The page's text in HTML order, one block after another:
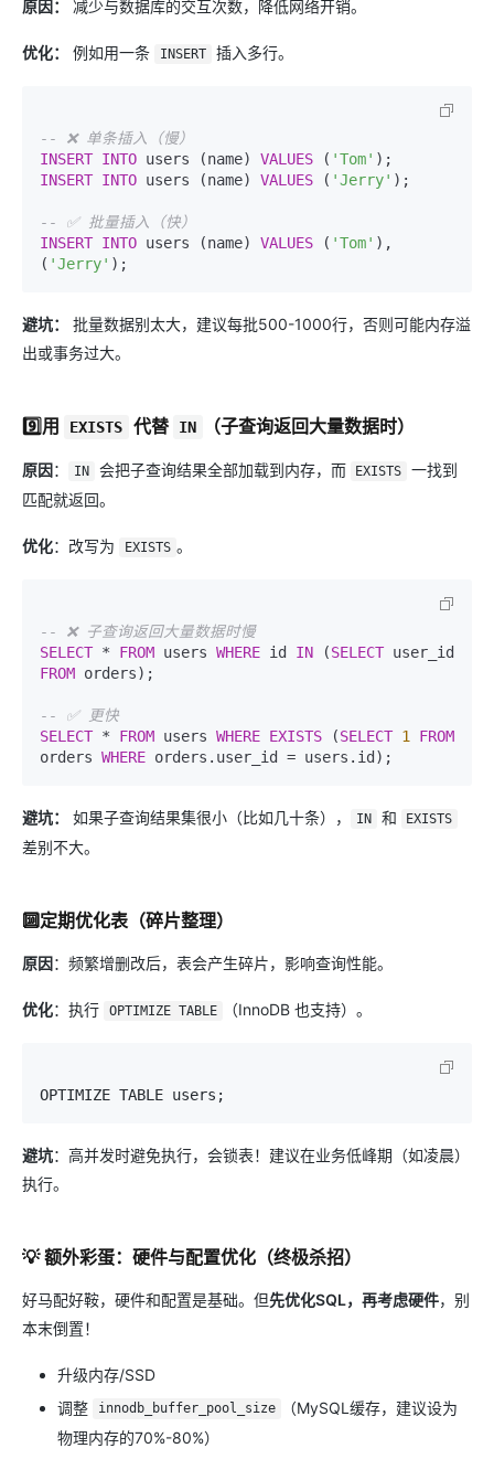
原因： 减少与数据库的交互次数，降低网络开销。
优化： 例如用一条 INSERT 插入多行。
-- ❌ 单条插入（慢）
INSERT INTO users (name) VALUES ( 'Tom'
INSERT INTO users (name) VALUES ( 'Jerry' );
-- ✅ 批量插入（快）
INSERT INTO users (name) VALUES ( 'Tom' ),
( 'Jerry'
避坑：
批量数据别太大，建议每批500-1000行，否则可能内存溢
出或事务过大。
9️⃣用 ​ EXISTS ​ 代替 ​ IN （子查询返回大量数据时）
原因​​： IN 会把子查询结果全部加载到内存，而 EXISTS
一找到
匹配就返回。
优化​：改写为 EXISTS 。
-- ❌ 子查询返回大量数据时慢
SELECT * FROM users WHERE id IN (SELECT
FROM orders);
-- ✅ 更快
SELECT * FROM users WHERE EXISTS (SELECT 1
FROM
orders WHERE orders.user_id =
避坑： 如果子查询结果集很小（比如几十条）， IN 和 EXISTS
差别不大。
​🔟​定期优化表（碎片整理）
原因​​：频繁增删改后，表会产生碎片，影响查询性能。
优化​：执行 OPTIMIZE TABLE （InnoDB 也支持）。
避坑​：高并发时避免执行，会锁表！建议在业务低峰期（如凌晨）
执行。
💡 额外彩蛋：硬件与配置优化（终极杀招）
好马配好鞍，硬件和配置是基础。但​先优化SQL，再考虑硬件​，别
本末倒置！
升级内存/SSD
调整
innodb_buffer_pool_size
（MySQL缓存，建议设为
物理内存的70%-80%）